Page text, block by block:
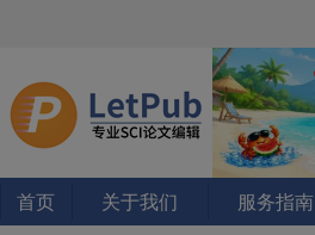
首页 关于我们 服务指南